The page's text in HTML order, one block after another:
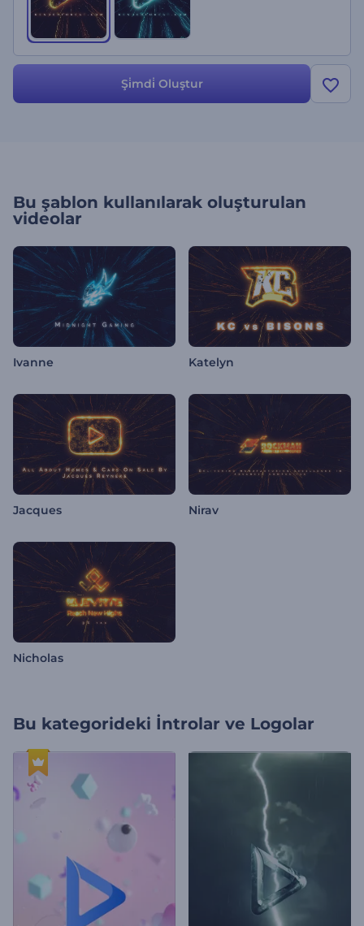
Şi̇mdi̇ Oluştur
Bu şablon kullanılarak oluşturulan
videolar
Ivanne Katelyn
Jacques Nirav
Nicholas
Bu kategorideki İntrolar ve Logolar